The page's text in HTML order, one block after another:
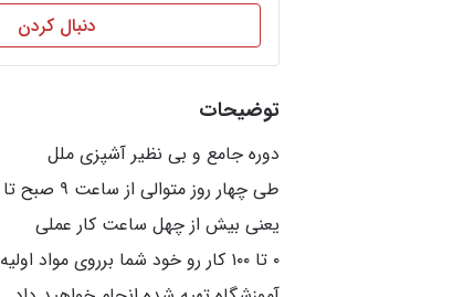
دنبال کردن
توضیحات
۰ تا ۱۰۰ کار رو خود شما برروی مواد